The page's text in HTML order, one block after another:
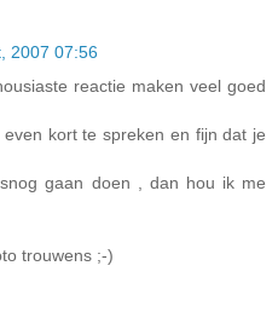
2007 07:56
reactie maken veel goed
kort te spreken en fijn dat je
gaan doen , dan hou ik me
trouwens ;-)